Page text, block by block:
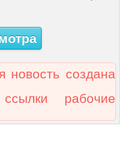
новость создана
рабочие